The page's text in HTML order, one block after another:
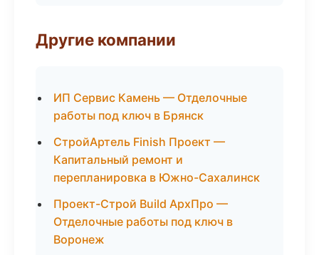
Другие компании
ИП Сервис Камень — Отделочные
работы под ключ в Брянск
СтройАртель Finish Проект —
Капитальный ремонт и
перепланировка в Южно-Сахалинск
Проект-Строй Build АрхПро —
Отделочные работы под ключ в
Воронеж